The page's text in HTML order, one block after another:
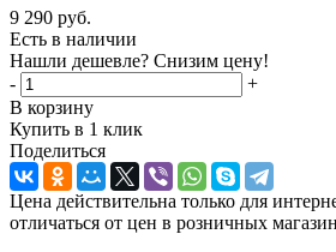
9 290 руб.
Есть в наличии
Нашли дешевле? Снизим цену!
-
+
В корзину
Купить в 1 клик
Поделиться
Цена действительна только для
отличаться от цен в розничных